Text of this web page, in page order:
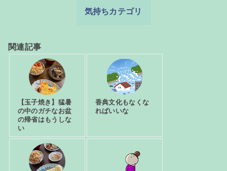
気持ちカテゴリ
関連記事
【玉子焼き】猛暑
の中のガチなお盆
の帰省はもうしな
い
香典文化もなくな
ればいいな